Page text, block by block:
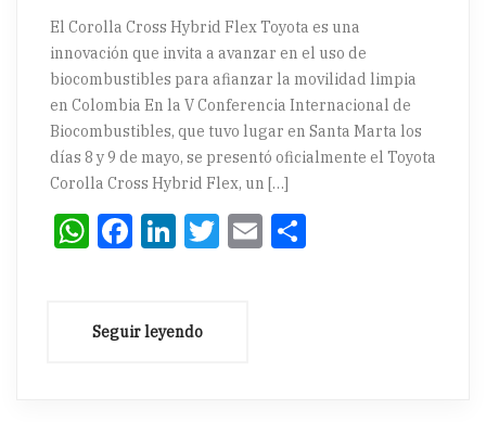
El Corolla Cross Hybrid Flex Toyota es una
innovación que invita a avanzar en el uso de
biocombustibles para afianzar la movilidad limpia
en Colombia En la V Conferencia Internacional de
Biocombustibles, que tuvo lugar en Santa Marta los
días 8 y 9 de mayo, se presentó oficialmente el Toyota
Corolla Cross Hybrid Flex, un […]
WhatsApp
Facebook
LinkedIn
Twitter
Email